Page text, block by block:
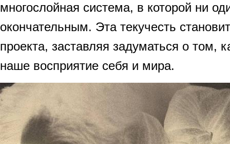
многослойная система, в которой ни
окончательным. Эта текучесть
проекта, заставляя задуматься о том,
наше восприятие себя и мира.